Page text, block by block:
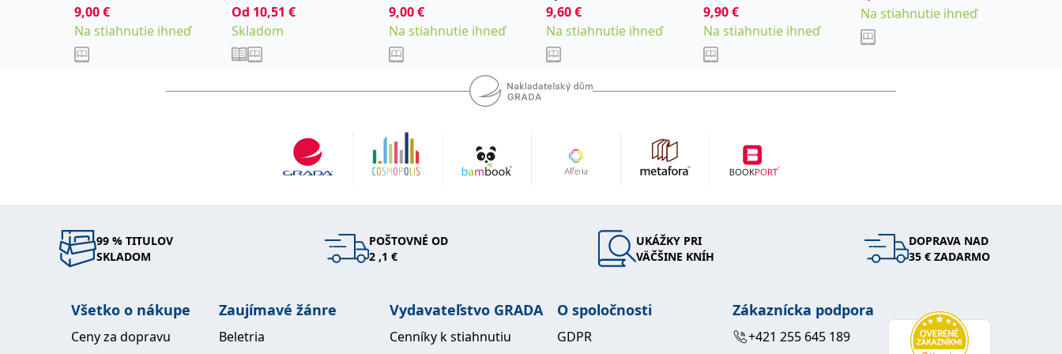
9,00€
Na stiahnutie ihneď
Od 10,51 €
Skladom
9,00€
Na stiahnutie ihneď
Marinič Pavel
9,60€
Na stiahnutie ihneď
Roubíčková Michaela
9,90€
Na stiahnutie ihneď
Remeš Daniel,Šteker
Karel
Na stiahnutie ihneď
99 % TITULOV
SKLADOM
POŠTOVNÉ OD
2 ,1 €
UKÁŽKY PRI
VÄČŠINE KNÍH
DOPRAVA NAD
35 € ZADARMO
Všetko o nákupe
Ceny za dopravu
Zaujímavé žánre
Beletria
Vydavateľstvo GRADA
Cenníky k stiahnutiu
O spoločnosti
GDPR
Zákaznícka podpora
+421 255 645 189